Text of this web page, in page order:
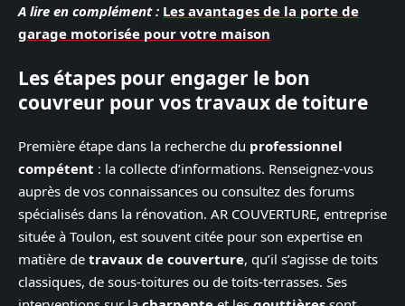
A lire en complément : Les avantages de la porte de
garage motorisée pour votre maison
Les étapes pour engager le bon
couvreur pour vos travaux de toiture
Première étape dans la recherche du professionnel
compétent : la collecte d’informations. Renseignez-vous
auprès de vos connaissances ou consultez des forums
spécialisés dans la rénovation. AR COUVERTURE, entreprise
située à Toulon, est souvent citée pour son expertise en
matière de travaux de couverture, qu’il s’agisse de toits
classiques, de sous-toitures ou de toits-terrasses. Ses